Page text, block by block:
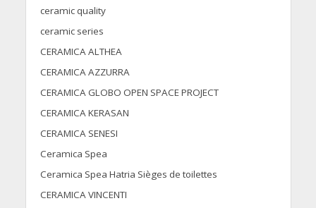
ceramic quality
ceramic series
CERAMICA ALTHEA
CERAMICA AZZURRA
CERAMICA GLOBO OPEN SPACE PROJECT
CERAMICA KERASAN
CERAMICA SENESI
Ceramica Spea
Ceramica Spea Hatria Sièges de toilettes
CERAMICA VINCENTI